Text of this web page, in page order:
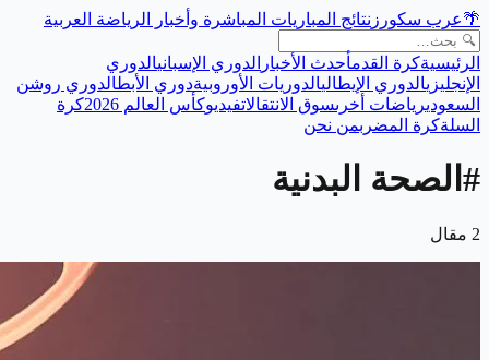
🌴عرب سكورز نتائج المباريات المباشرة وأخبار الرياضة العربية
الرئيسيةكرة القدمأحدث الأخبار الدوري الإسبانيالدوري
الإنجليزيالدوري الإيطاليالدوريات الأوروبيةدوري الأبطالدوري روشن
السعوديرياضات أخرىسوق الانتقالاتفيديوكأس العالم 2026
كرة
السلةكرة المضربمن نحن
# الصحة البدنية
2 مقال